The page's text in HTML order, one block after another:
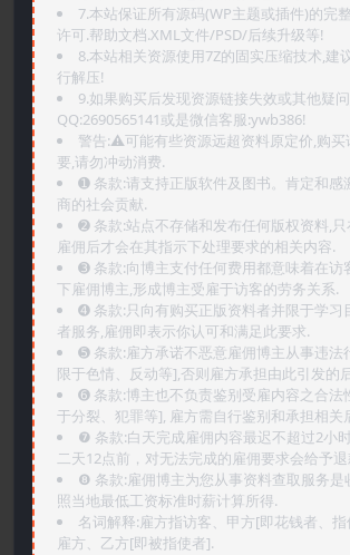
7.本站保证所有源码(WP主题或插件)的完
许可.帮助文档.XML文件/PSD/后续升级等!
8.本站相关资源使用7Z的固实压缩技术,建
行解压!
9.如果购买后发现资源链接失效或其他疑
QQ:2690565141或是微信客服:ywb386!
警告:⚠️可能有些资源远超资料原定价,购买
要,请勿冲动消费.
➊️ 条款:请支持正版软件及图书。肯定和感
商的社会贡献.
➋️ 条款:站点不存储和发布任何版权资料,
雇佣后才会在其指示下处理要求的相关内容.
➌️ 条款:向博主支付任何费用都意味着在访
下雇佣博主,形成博主受雇于访客的劳务关系.
➍️ 条款:只向有购买正版资料者并限于学习
者服务,雇佣即表示你认可和满足此要求.
➎ 条款:雇方承诺不恶意雇佣博主从事违法
限于色情、反动等],否则雇方承担由此引发的
➏️ 条款:博主也不负责鉴别受雇内容之合法
于分裂、犯罪等], 雇方需自行鉴别和承担相关
❼ 条款:白天完成雇佣内容最迟不超过2小
二天12点前，对无法完成的雇佣要求会给予退
❽ 条款:雇佣博主为您从事资料查取服务是
照当地最低工资标准时薪计算所得.
名词解释:雇方指访客、甲方[即花钱者、
雇方、乙方[即被指使者].